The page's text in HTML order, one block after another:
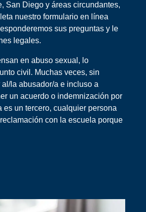
San Diego y áreas circundantes,
nuestro formulario en línea
sus preguntas y le
legales.
en abuso sexual, lo
civil. Muchas veces, sin
la abusador/a e incluso a
un acuerdo o indemnización por
es un tercero, cualquier persona
con la escuela porque